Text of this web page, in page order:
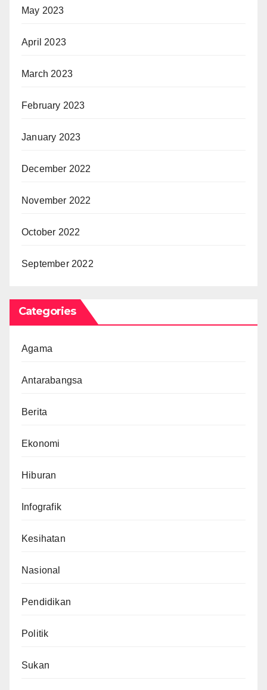
May 2023
April 2023
March 2023
February 2023
January 2023
December 2022
November 2022
October 2022
September 2022
Categories
Agama
Antarabangsa
Berita
Ekonomi
Hiburan
Infografik
Kesihatan
Nasional
Pendidikan
Politik
Sukan